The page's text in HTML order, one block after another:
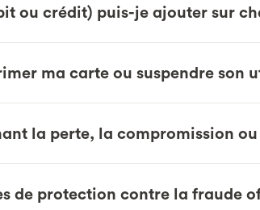
ou crédit) puis-je ajouter sur
ma carte ou suspendre son
la perte, la compromission
de protection contre la fraude